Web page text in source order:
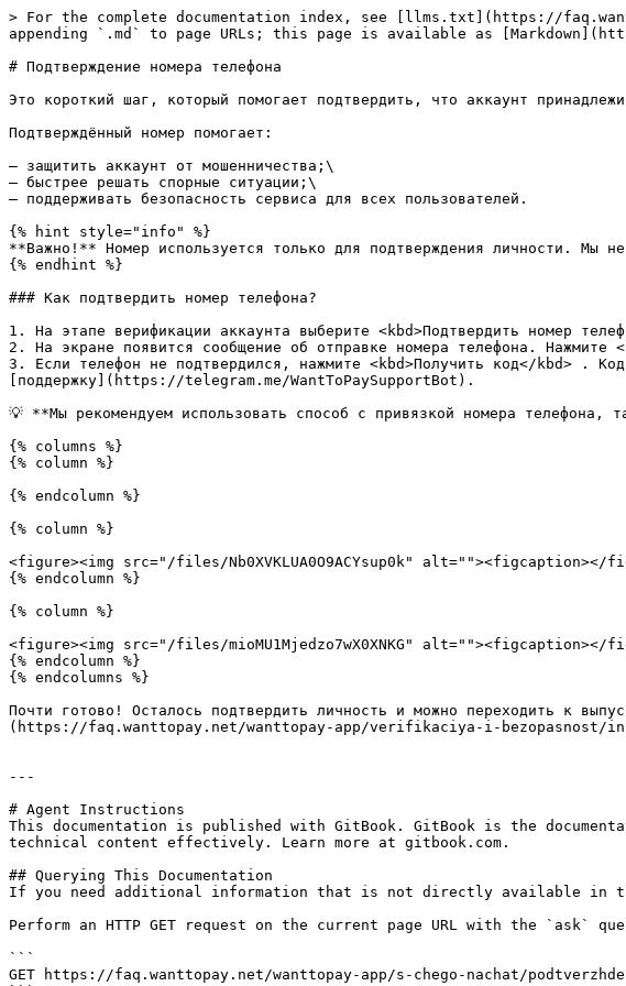
> For the complete documentation index, see [llms.txt](https://
appending `.md` to page URLs; this page is available as
# Подтверждение номера телефона
Это короткий шаг, который помогает подтвердить, что аккаунт
Подтверждённый номер помогает:
— защитить аккаунт от мошенничества;\
— быстрее решать спорные ситуации;\
— поддерживать безопасность сервиса для всех пользователей.
{% hint style="info" %}
**Важно!** Номер используется только для подтверждения личности. Мы
{% endhint %}
### Как подтвердить номер телефона?
1. На этапе верификации аккаунта выберите <kbd>Подтвердить номер
2. На экране появится сообщение об отправке номера телефона.
3. Если телефон не подтвердился, нажмите <kbd>Получить код</kbd> .
[поддержку](https://telegram.me/WantToPaySupportBot).
💡 **Мы рекомендуем использовать способ с привязкой номера телефона,
{% columns %}
{% column %}
{% endcolumn %}
{% column %}
<figure><img src="/files/Nb0XVKLUA0O9ACYsup0k"
{% endcolumn %}
{% column %}
<figure><img src="/files/mioMU1Mjedzo7wX0XNKG"
{% endcolumn %}
{% endcolumns %}
Почти готово! Осталось подтвердить личность и можно переходить к
(https://faq.wanttopay.net/wanttopay-app/verifikaciya-i-bezopasnost/
---
# Agent Instructions
This documentation is published with GitBook. GitBook is the
technical content effectively. Learn more at gitbook.com.
## Querying This Documentation
If you need additional information that is not directly available in
Perform an HTTP GET request on the current page URL with the `ask`
```
GET https://faq.wanttopay.net/wanttopay-app/s-chego-nachat/